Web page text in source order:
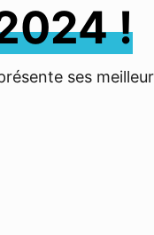
!
ses